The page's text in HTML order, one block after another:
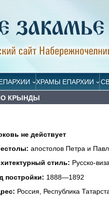
ХРАМЫ ЕПАРХИИ
КРЫНДЫ
не действует
апостолов Петра и
стиль: Русско-
постройки: 1888—1892
Россия, Республика